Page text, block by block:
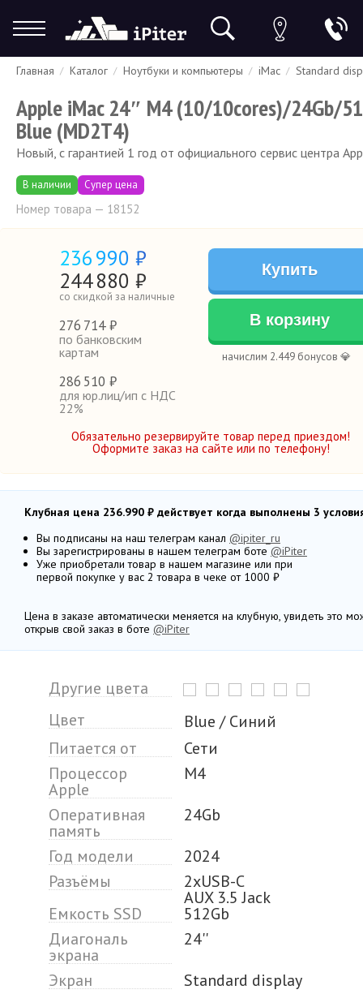
Гарантия Доставка и оплата Спецпредложения Скидки
Главная Каталог Ноутбуки и компьютеры iMac Standard
Apple iMac 24″ M4 (10/10cores)/24Gb/
Blue (MD2T4)
Новый, с гарантией 1 год от официального сервис центра
В наличии Супер цена
Номер товара — 18152
236990 ₽
244880 ₽
со скидкой за наличные
276 714 ₽
по банковским
картам
286 510 ₽
для юр.лиц/ип с НДС
22%
Купить
В корзину
начислим 2.449 бонусов 💎
Обязательно резервируйте товар перед приездом!
Оформите заказ на сайте или по телефону!
Клубная цена 236.990 ₽ действует когда выполнены 3
Вы подписаны на наш телеграм канал @ipiter_ru
Вы зарегистрированы в нашем телеграм боте @iPiter
Уже приобретали товар в нашем магазине или при
первой покупке у вас 2 товара в чеке от 1000 ₽
Цена в заказе автоматически меняется на клубную, увидеть это
открыв свой заказ в боте @iPiter
Другие цвета
Цвет
Blue / Синий
Питается от
Сети
Процессор
Apple
M4
Оперативная
память
24Gb
Год модели
2024
Разъёмы
2xUSB-C
AUX 3.5 Jack
Емкость SSD
512Gb
Диагональ
экрана
24''
Экран
Standard display